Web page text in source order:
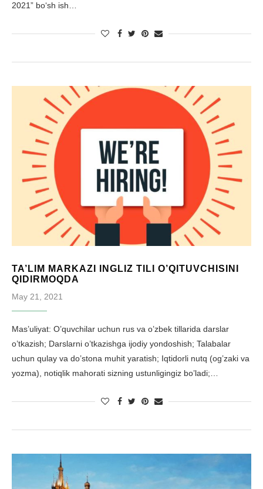
2021” bo‘sh ish…
TA’LIM MARKAZI INGLIZ TILI O’QITUVCHISINI
QIDIRMOQDA
May 21, 2021
Mas’uliyat: O’quvchilar uchun rus va o’zbek tillarida darslar
o’tkazish; Darslarni o’tkazishga ijodiy yondoshish; Talabalar
uchun qulay va do’stona muhit yaratish; Iqtidorli nutq (og’zaki va
yozma), notiqlik mahorati sizning ustunligingiz bo’ladi;…